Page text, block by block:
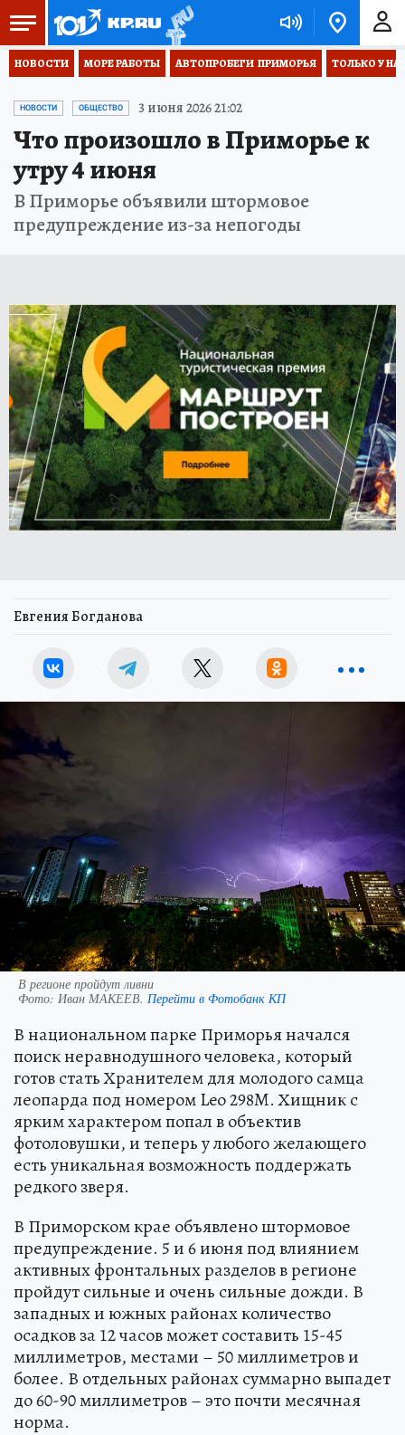
НОВОСТИ МОРЕ РАБОТЫ АВТОПРОБЕГИ  ПРИМОРЬЯ ТОЛЬКО У
НОВОСТИ ОБЩЕСТВО 3 июня 2026 21:02
Что произошло в Приморье к
утру 4 июня
В Приморье объявили штормовое
предупреждение из-за непогоды
Евгения Богданова
В регионе пройдут ливни
Фото: Иван МАКЕЕВ. Перейти в Фотобанк КП
В национальном парке Приморья начался
поиск неравнодушного человека, который
готов стать Хранителем для молодого самца
леопарда под номером Leo 298M. Хищник с
ярким характером попал в объектив
фотоловушки, и теперь у любого желающего
есть уникальная возможность поддержать
редкого зверя.
В Приморском крае объявлено штормовое
предупреждение. 5 и 6 июня под влиянием
активных фронтальных разделов в регионе
пройдут сильные и очень сильные дожди. В
западных и южных районах количество
осадков за 12 часов может составить 15-45
миллиметров, местами – 50 миллиметров и
более. В отдельных районах суммарно выпадет
до 60-90 миллиметров – это почти месячная
норма.